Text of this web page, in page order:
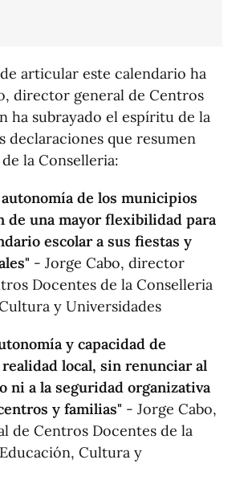
articular este calendario ha
director general de Centros
ha subrayado el espíritu de la
declaraciones que resumen
la Conselleria:
autonomía de los municipios
de una mayor flexibilidad para
escolar a sus fiestas y
- Jorge Cabo, director
Docentes de la Conselleria
y Universidades
y capacidad de
realidad local, sin renunciar al
ni a la seguridad organizativa
y familias" - Jorge Cabo,
de Centros Docentes de la
Cultura y